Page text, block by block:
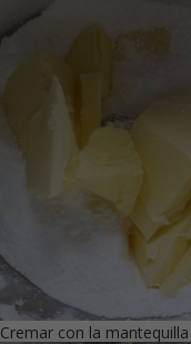
Cremar con la mantequilla